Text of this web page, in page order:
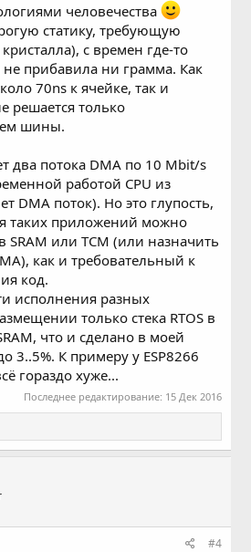
человечества
статику, требующую
с времен где-то
не прибавила ни грамма. Как
70ns к ячейке, так и
решается только
шины.
два потока DMA по 10 Mbit/s
работой CPU из
DMA поток). Но это глупость,
таких приложений можно
SRAM или TCM (или назначить
как и требовательный к
код.
исполнения разных
только стека RTOS в
что и сделано в моей
3..5%. К примеру у ESP8266
гораздо хуже...
Последнее редактирование: 15 Дек 2016
#4